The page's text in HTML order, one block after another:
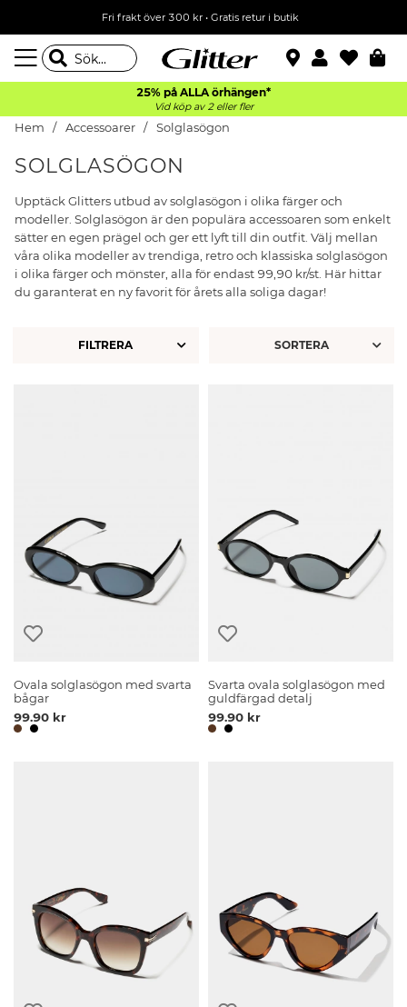
Fri frakt över 300 kr• Gratis retur i butik
25% på ALLA örhängen*
Vid köp av 2 eller fler
Hem Accessoarer Solglasögon
SOLGLASÖGON
Upptäck Glitters utbud av solglasögon i olika färger och
modeller. Solglasögon är den populära accessoaren som enkelt
sätter en egen prägel och ger ett lyft till din outfit. Välj mellan
våra olika modeller av trendiga, retro och klassiska solglasögon
i olika färger och mönster, alla för endast 99,90 kr/st. Här hittar
du garanterat en ny favorit för årets alla soliga dagar!
FILTRERA
Ovala solglasögon med svarta
bågar
99.90 kr
Svarta ovala solglasögon med
guldfärgad detalj
99.90 kr